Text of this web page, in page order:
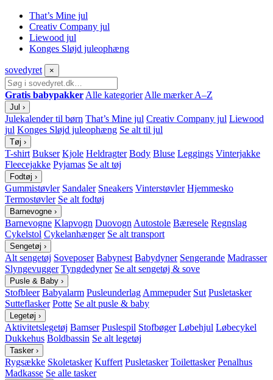
That’s Mine jul
Creativ Company jul
Liewood jul
Konges Sløjd juleophæng
sovedyret ×
Gratis babypakker Alle kategorier Alle mærker A–Z
Jul ›
Julekalender til børn That’s Mine jul Creativ Company jul Liewood
jul Konges Sløjd juleophæng Se alt til jul
Tøj ›
T-shirt Bukser Kjole Heldragter Body Bluse Leggings Vinterjakke
Fleecejakke Pyjamas Se alt tøj
Fodtøj ›
Gummistøvler Sandaler Sneakers Vinterstøvler Hjemmesko
Termostøvler Se alt fodtøj
Barnevogne ›
Barnevogne Klapvogn Duovogn Autostole Bæresele Regnslag
Cykelstol Cykelanhænger Se alt transport
Sengetøj ›
Alt sengetøj Soveposer Babynest Babydyner Sengerande Madrasser
Slyngevugger Tyngdedyner Se alt sengetøj & sove
Pusle & Baby ›
Stofbleer Babyalarm Pusleunderlag Ammepuder Sut Pusletasker
Sutteflasker Potte Se alt pusle & baby
Legetøj ›
Aktivitetslegetøj Bamser Puslespil Stofbøger Løbehjul Løbecykel
Dukkehus Boldbassin Se alt legetøj
Tasker ›
Rygsække Skoletasker Kuffert Pusletasker Toilettasker Penalhus
Madkasse Se alle tasker